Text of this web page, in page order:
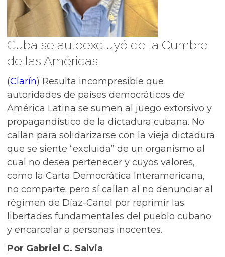
Cuba se autoexcluyó de la Cumbre
de las Américas
(Clarín) Resulta incompresible que
autoridades de países democráticos de
América Latina se sumen al juego extorsivo y
propagandístico de la dictadura cubana. No
callan para solidarizarse con la vieja dictadura
que se siente “excluida” de un organismo al
cual no desea pertenecer y cuyos valores,
como la Carta Democrática Interamericana,
no comparte; pero sí callan al no denunciar al
régimen de Díaz-Canel por reprimir las
libertades fundamentales del pueblo cubano
y encarcelar a personas inocentes.
Por Gabriel C. Salvia